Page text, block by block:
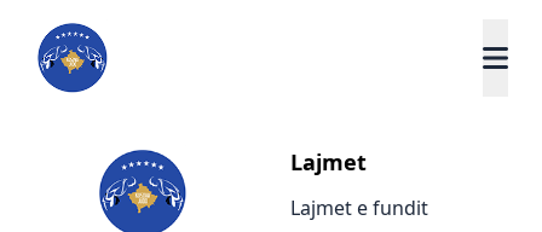
Lajmet
Lajmet e fundit